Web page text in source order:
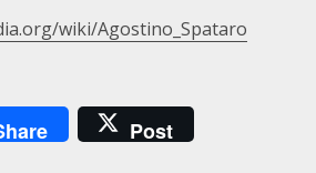
wiki/Agostino_Spataro
Post